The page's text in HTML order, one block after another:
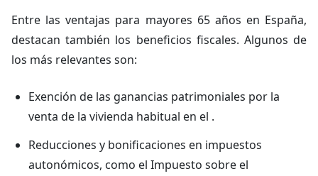
Entre las ventajas para mayores 65 años en España,
destacan también los beneficios fiscales. Algunos de
los más relevantes son:
Exención de las ganancias patrimoniales por la
venta de la vivienda habitual en el .
Reducciones y bonificaciones en impuestos
autonómicos, como el Impuesto sobre el